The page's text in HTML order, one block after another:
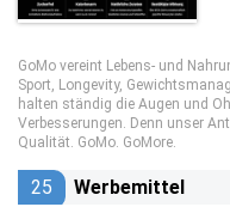
GoMo vereint Lebens- und
Sport, Longevity,
halten ständig die Augen und
Verbesserungen. Denn unser
Qualität. GoMo. GoMore.
25 Werbemittel